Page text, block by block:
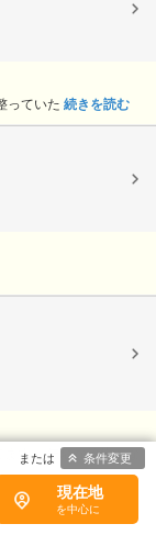
っていた 続きを読む
す。 無駄な治療もな
現在地
条件変更